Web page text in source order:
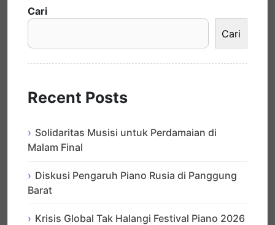
Cari
Cari
Recent Posts
Solidaritas Musisi untuk Perdamaian di
Malam Final
Diskusi Pengaruh Piano Rusia di Panggung
Barat
Krisis Global Tak Halangi Festival Piano 2026